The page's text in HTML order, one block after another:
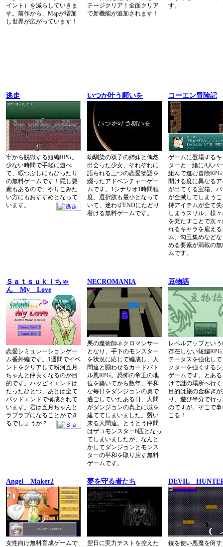
イント）を減らしていきま
す。前作から、Mapが増加
し世界が広がっています！
テージクリア！全面クリア
で新機能が追加されます！
す。
逃走
牢から脱獄する短編RPG。
少ない時間で手軽に遊べ
て、暇つぶしにもぴったり
の無料ゲームです！隠し要
素もあるので、やりこみた
い方にもおすすめとなって
います。
いつか叶う願いを
幼馴染の双子の姉妹と偶然
出会った少女、それぞれに
語られる三つの恋愛物語を
綴ったアドベンチャーゲー
ムです。1シナリオ1時間程
度、選択肢も最小となって
いて、迷わずENDにたどり
着ける無料ゲームです。
コーエン冒険記
ゲームに登場する
ターと一緒に4人パ
組んで進む冒険
開ける度に異なる
が出てくる宝箱、
が全滅してしまう
持アイテムが全て
しまうスリル、様
を充たすことで次
れるキャラを雇え
ム、勾玉集めなど
める要素が満載の
ムです。
Ｓａｔｓｕｋｉちゃ
ん My Love
恋愛シミュレーションゲー
ム番外編です。1週間でイベ
ントをクリアして粉河五月
ちゃんと仲良くなるのが目
的です。ハッピィエンドは
たったひとつ、あとは全て
バッドエンドで構成されて
います。君は五月ちゃんと
ラブラブになることができ
るでしょうか？
NECROMANIA
悪の魔術師ネクロマンサー
となり、手下のモンスター
を状況に応じて編成し、人
間達と闘わせるカードバト
ル風RPG。恐怖の帝王の地
位を築いてから数年、平和
な毎日をダンジョンの奥で
過ごしていたある日、人間
がダンジョンの真上に城を
建ててしまいました。襲い
来る人間達。とうとう仲間
はザコモンスター6匹となっ
てしまいましたが、なんと
かしてダンジョンとモンス
ターの平和を取り戻す無料
ゲームです。
豆物語
レベルアップとい
存在しない短編
テータスを強化し
クターを強くする
ゲームです。とあ
けで謎の場所へ行
目的は旅の金稼ぎ
り、遊び半分で行
のですが。そこで
こる！
Angel Maker2
女性向け無料育成ゲームで
夢を守る者たち
翌日に実力テストを控えた
DEVIL
銃を使い悪魔を倒